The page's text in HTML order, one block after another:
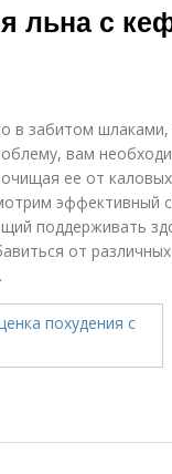
льна с
в забитом шлаками,
вам
ее от
эффективный
поддерживать
от